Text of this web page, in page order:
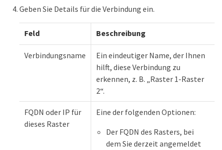
Geben Sie Details für die Verbindung ein.
Feld Beschreibung
Verbindungsname
Ein eindeutiger Name, der Ihnen
hilft, diese Verbindung zu
erkennen, z. B. „Raster 1-Raster
2“.
FQDN oder IP für
dieses Raster
Eine der folgenden Optionen:
Der FQDN des Rasters, bei
dem Sie derzeit angemeldet